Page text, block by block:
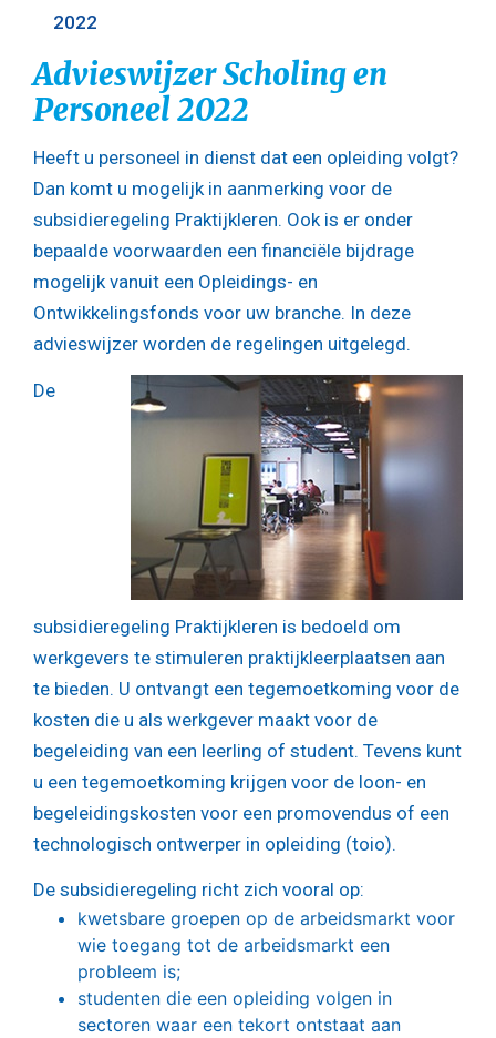
2022
Advieswijzer Scholing en
Personeel 2022
Heeft u personeel in dienst dat een opleiding volgt?
Dan komt u mogelijk in aanmerking voor de
subsidieregeling Praktijkleren. Ook is er onder
bepaalde voorwaarden een financiële bijdrage
mogelijk vanuit een Opleidings- en
Ontwikkelingsfonds voor uw branche. In deze
advieswijzer worden de regelingen uitgelegd.
De
subsidieregeling Praktijkleren is bedoeld om
werkgevers te stimuleren praktijkleerplaatsen aan
te bieden. U ontvangt een tegemoetkoming voor de
kosten die u als werkgever maakt voor de
begeleiding van een leerling of student. Tevens kunt
u een tegemoetkoming krijgen voor de loon- en
begeleidingskosten voor een promovendus of een
technologisch ontwerper in opleiding (toio).
De subsidieregeling richt zich vooral op:
kwetsbare groepen op de arbeidsmarkt voor
wie toegang tot de arbeidsmarkt een
probleem is;
studenten die een opleiding volgen in
sectoren waar een tekort ontstaat aan